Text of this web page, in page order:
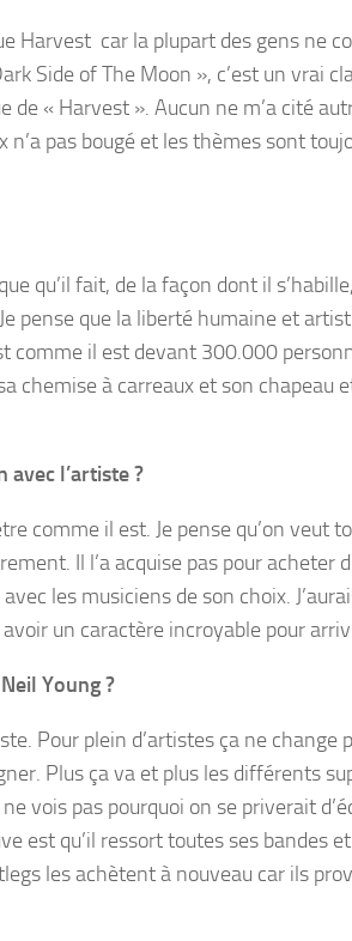
Harvest car la plupart des gens ne
Side of The Moon », c’est un vrai
« Harvest ». Aucun ne m’a cité
pas bougé et les thèmes sont
qu’il fait, de la façon dont il
pense que la liberté humaine et
comme il est devant 300.000
chemise à carreaux et son chapeau
avec l’artiste ?
comme il est. Je pense qu’on veut
Il l’a acquise pas pour acheter
les musiciens de son choix.
un caractère incroyable pour
Young ?
Pour plein d’artistes ça ne change
Plus ça va et plus les différents
vois pas pourquoi on se priverait
est qu’il ressort toutes ses bandes et
les achètent à nouveau car ils